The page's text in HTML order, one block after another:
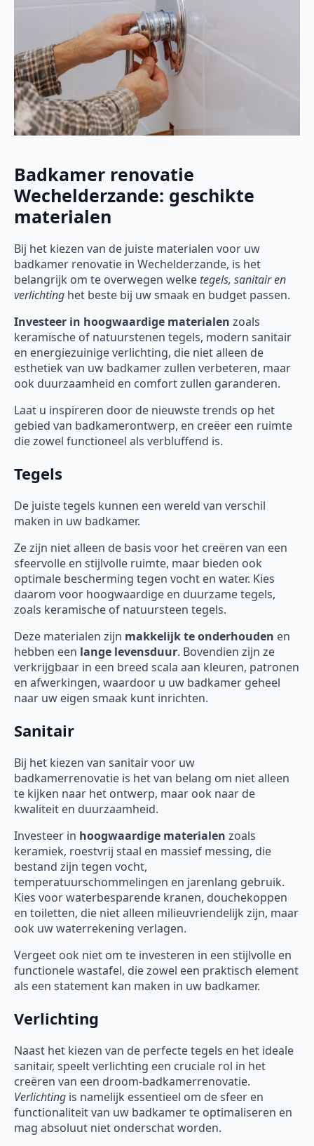
Badkamer renovatie
Wechelderzande: geschikte
materialen
Bij het kiezen van de juiste materialen voor uw
badkamer renovatie in Wechelderzande, is het
belangrijk om te overwegen welke tegels, sanitair en
verlichting het beste bij uw smaak en budget passen.
Investeer in hoogwaardige materialen zoals
keramische of natuurstenen tegels, modern sanitair
en energiezuinige verlichting, die niet alleen de
esthetiek van uw badkamer zullen verbeteren, maar
ook duurzaamheid en comfort zullen garanderen.
Laat u inspireren door de nieuwste trends op het
gebied van badkamerontwerp, en creëer een ruimte
die zowel functioneel als verbluffend is.
Tegels
De juiste tegels kunnen een wereld van verschil
maken in uw badkamer.
Ze zijn niet alleen de basis voor het creëren van een
sfeervolle en stijlvolle ruimte, maar bieden ook
optimale bescherming tegen vocht en water. Kies
daarom voor hoogwaardige en duurzame tegels,
zoals keramische of natuursteen tegels.
Deze materialen zijn makkelijk te onderhouden en
hebben een lange levensduur. Bovendien zijn ze
verkrijgbaar in een breed scala aan kleuren, patronen
en afwerkingen, waardoor u uw badkamer geheel
naar uw eigen smaak kunt inrichten.
Sanitair
Bij het kiezen van sanitair voor uw
badkamerrenovatie is het van belang om niet alleen
te kijken naar het ontwerp, maar ook naar de
kwaliteit en duurzaamheid.
Investeer in hoogwaardige materialen zoals
keramiek, roestvrij staal en massief messing, die
bestand zijn tegen vocht,
temperatuurschommelingen en jarenlang gebruik.
Kies voor waterbesparende kranen, douchekoppen
en toiletten, die niet alleen milieuvriendelijk zijn, maar
ook uw waterrekening verlagen.
Vergeet ook niet om te investeren in een stijlvolle en
functionele wastafel, die zowel een praktisch element
als een statement kan maken in uw badkamer.
Verlichting
Naast het kiezen van de perfecte tegels en het ideale
sanitair, speelt verlichting een cruciale rol in het
creëren van een droom-badkamerrenovatie.
Verlichting is namelijk essentieel om de sfeer en
functionaliteit van uw badkamer te optimaliseren en
mag absoluut niet onderschat worden.